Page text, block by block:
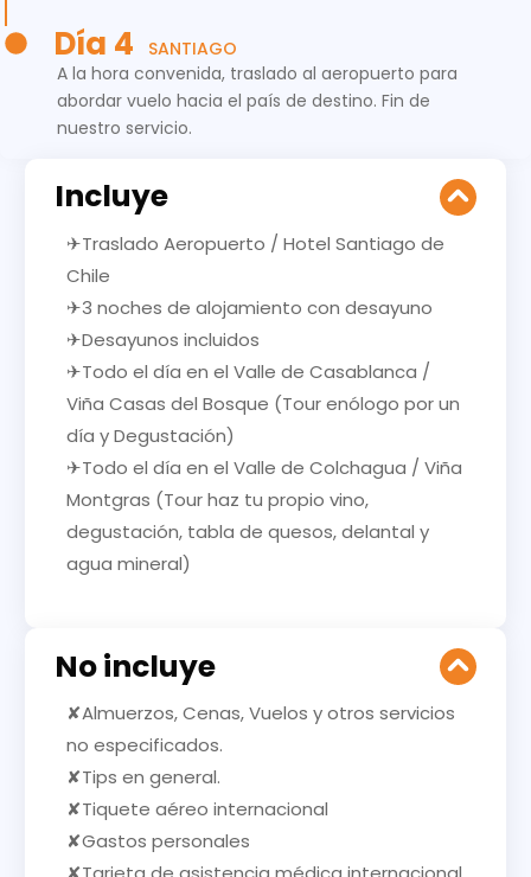
Día 4
SANTIAGO
A la hora convenida, traslado al aeropuerto para
abordar vuelo hacia el país de destino. Fin de
nuestro servicio.
Incluye
✈Traslado Aeropuerto / Hotel Santiago de
Chile
✈3 noches de alojamiento con desayuno
✈Desayunos incluidos
✈Todo el día en el Valle de Casablanca /
Viña Casas del Bosque (Tour enólogo por un
día y Degustación)
✈Todo el día en el Valle de Colchagua / Viña
Montgras (Tour haz tu propio vino,
degustación, tabla de quesos, delantal y
agua mineral)
No incluye
✘Almuerzos, Cenas, Vuelos y otros servicios
no especificados.
✘Tips en general.
✘Tiquete aéreo internacional
✘Gastos personales